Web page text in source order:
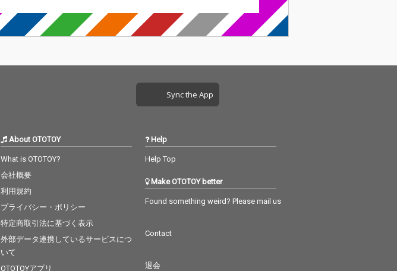
Sync the App
About OTOTOY
What is OTOTOY?
会社概要
利用規約
プライバシー・ポリシー
特定商取引法に基づく表示
外部データ連携しているサービスにつ
いて
OTOTOYアプリ
Help
Help Top
Make OTOTOY better
Found something weird? Please mail us
Contact
退会